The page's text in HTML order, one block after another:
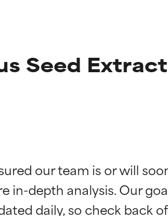
Seed
our team is or will
in-depth analysis. Our
ingredienti
da studi indipendenti. Ingrediente
problemi.
ingredienti
da studi indipendenti. Ingrediente
problemi.